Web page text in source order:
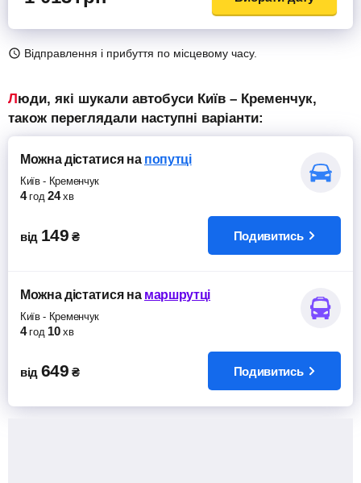
Відправлення і прибуття по місцевому часу.
Люди, які шукали автобуси Київ – Кременчук,
також переглядали наступні варіанти:
Можна дістатисяна попутці
Київ- Кременчук
4 год 24 хв
від 149 ₴ Подивитись
Можна дістатисяна маршрутці
Київ- Кременчук
4 год 10 хв
від 649 ₴ Подивитись